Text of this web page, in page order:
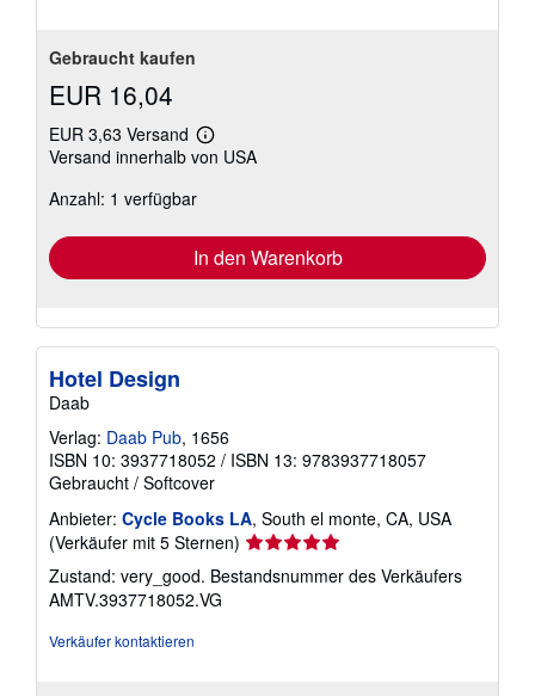
Gebraucht kaufen
EUR 16,04
EUR 3,63 Versand
Weitere
Informationen
Versand innerhalb von USA
Anzahl: 1 verfügbar
In den Warenkorb
Hotel Design
Daab
Verlag: Daab Pub, 1656
ISBN 10: 3937718052 / ISBN 13: 9783937718057
Gebraucht / Softcover
Anbieter: Cycle Books LA, South el monte, CA, USA
(Verkäufer mit 5 Sternen) Verkäuferbewertung
von
Zustand: very_good. Bestandsnummer des Verkäufers
AMTV.3937718052.VG
Verkäufer kontaktieren